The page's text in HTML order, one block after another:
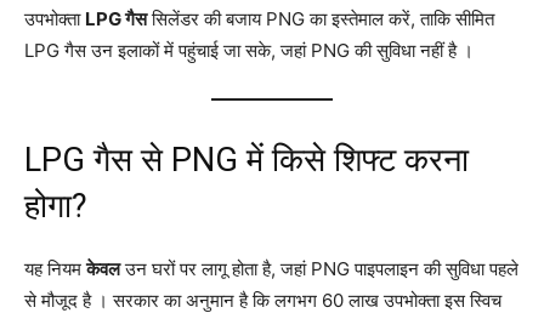
उपभोक्ता LPG गैससिलेंडर की बजाय PNG का इस्तेमाल करें, ताकि सीमित
LPG गैस उन इलाकों में पहुंचाई जा सके, जहां PNG की सुविधा नहीं है ।
LPG गैस से PNG में किसे शिफ्ट करना
होगा?
यह नियमकेवलउन घरों पर लागू होता है, जहां PNG पाइपलाइन की सुविधा पहले
से मौजूद है । सरकार का अनुमान है कि लगभग 60 लाख उपभोक्ता इस स्विच